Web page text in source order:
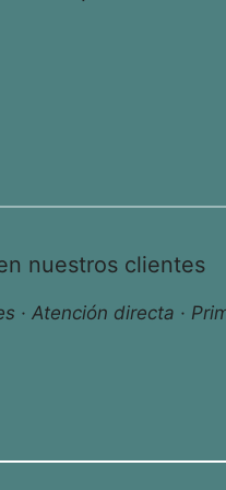
nuestros clientes
· Atención directa ·